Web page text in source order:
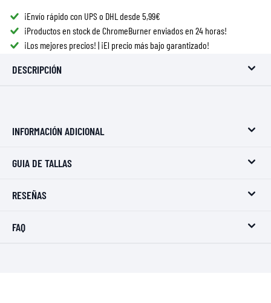
¡Envío rápido con UPS o DHL desde 5,99€
¡Productos en stock de ChromeBurner enviados en 24 horas!
¡Los mejores precios! | ¡El precio más bajo garantizado!
DESCRIPCIÓN
INFORMACIÓN ADICIONAL
GUIA DE TALLAS
RESEÑAS
FAQ